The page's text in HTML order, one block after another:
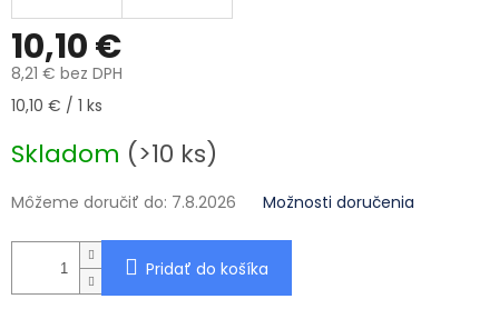
10,10 €
8,21 € bez DPH
Jednotková cena:
10,10 € / 1 ks
Skladom (>10 ks)
Môžeme doručiť do: 7.8.2026 Možnosti doručenia
Pridať do košíka